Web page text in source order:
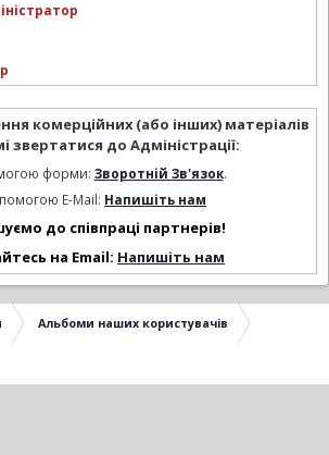
комерційних (або інших) матеріалів
звертатися до Адміністрації:
форми: Зворотній Зв'язок.
E-Mail: Напишіть нам
до співпраці партнерів!
на Email: Напишіть нам
Альбоми наших користувачів